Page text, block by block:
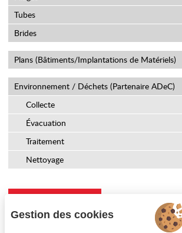
Tubes
Brides
Plans (Bâtiments/Implantations de Matériels)
Environnement / Déchets (Partenaire ADeC)
Collecte
Évacuation
Traitement
Nettoyage
DEMANDE DE DEVIS
Gestion des cookies